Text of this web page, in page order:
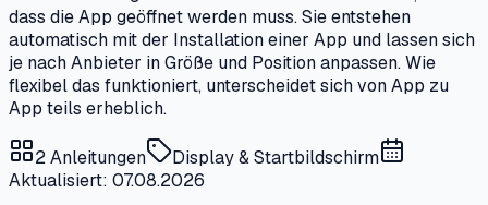
dass die App geöffnet werden muss. Sie entstehen
automatisch mit der Installation einer App und lassen sich
je nach Anbieter in Größe und Position anpassen. Wie
flexibel das funktioniert, unterscheidet sich von App zu
App teils erheblich.
2Anleitungen
Display & Startbildschirm
Aktualisiert: 07.08.2026